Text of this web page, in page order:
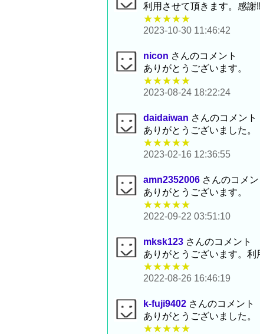
利用させて頂きます。感謝‼
★★★★★
2023-10-30 11:46:42
nicon さんのコメント
ありがとうございます。
★★★★★
2023-08-24 18:22:24
daidaiwan さんのコメント
ありがとうございました。
★★★★★
2023-02-16 12:36:55
amn2352006 さんのコメン
ありがとうございます。
★★★★★
2022-09-22 03:51:10
mksk123 さんのコメント
ありがとうございます。利
★★★★★
2022-08-26 16:46:19
k-fuji9402 さんのコメント
ありがとうございました。
★★★★★